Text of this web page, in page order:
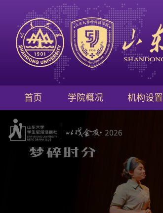
首页 学院概况 机构设置